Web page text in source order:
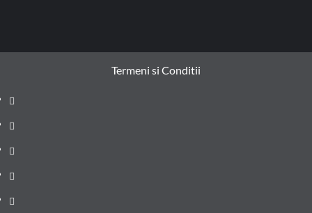
Termeni si Conditii
Prima
pagină
Știri
de
ultima
Administrație
locală
Actualitate
Justiție